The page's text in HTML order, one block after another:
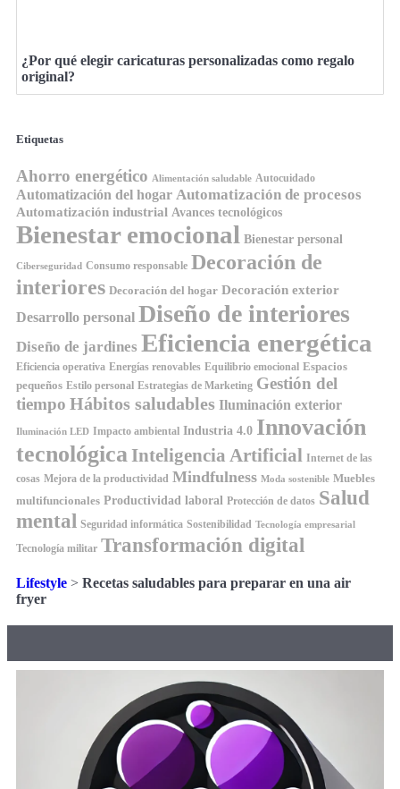
¿Por qué elegir caricaturas personalizadas como regalo
original?
Etiquetas
Ahorro energético Alimentación saludable Autocuidado
Automatización del hogar Automatización de procesos
Automatización industrial Avances tecnológicos
Bienestar emocional Bienestar personal
Ciberseguridad Consumo responsable Decoración de
interiores Decoración del hogar Decoración exterior
Desarrollo personal Diseño de interiores
Diseño de jardines Eficiencia energética
Eficiencia operativa Energías renovables Equilibrio emocional Espacios
pequeños Estilo personal Estrategias de Marketing Gestión del
tiempo Hábitos saludables Iluminación exterior
Iluminación LED Impacto ambiental Industria 4.0 Innovación
tecnológica Inteligencia Artificial Internet de las
cosas Mejora de la productividad Mindfulness Moda sostenible Muebles
multifuncionales Productividad laboral Protección de datos Salud
mental Seguridad informática Sostenibilidad Tecnología empresarial
Tecnología militar Transformación digital
Lifestyle > Recetas saludables para preparar en una air
fryer